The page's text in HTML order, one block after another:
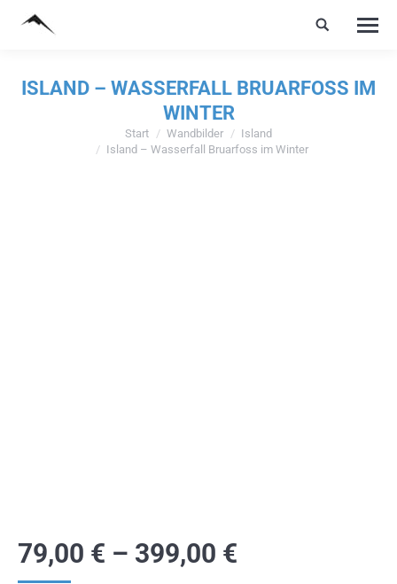
ISLAND – WASSERFALL BRUARFOSS IM
WINTER
Sie befinden sich hier:
Start Wandbilder
Island
Island – Wasserfall Bruarfoss im Winter
79,00 € – 399,00 €